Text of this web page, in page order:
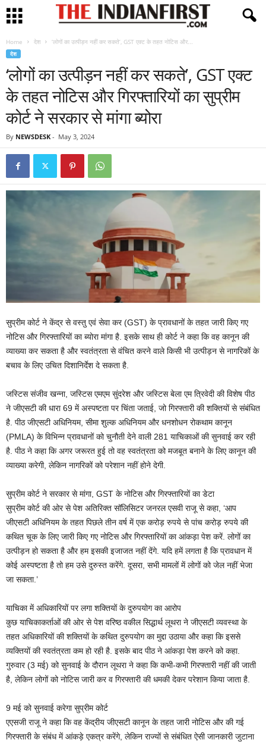
Home देश ‘लोगों का उत्पीड़न नहीं कर सकते’, GST एक्ट के तहत नोटिस और...
देश
‘लोगों का उत्पीड़न नहीं कर सकते’, GST एक्ट
के तहत नोटिस और गिरफ्तारियों का सुप्रीम
कोर्ट ने सरकार से मांगा ब्योरा
By NEWSDESK - May 3, 2024
सुप्रीम कोर्ट ने केंद्र से वस्तु एवं सेवा कर (GST) के प्रावधानों के तहत जारी किए गए
नोटिस और गिरफ्तारियों का ब्योरा मांगा है. इसके साथ ही कोर्ट ने कहा कि वह कानून की
व्याख्या कर सकता है और स्वतंत्रता से वंचित करने वाले किसी भी उत्पीड़न से नागरिकों के
बचाव के लिए उचित दिशानिर्देश दे सकता है.
जस्टिस संजीव खन्ना, जस्टिस एमएम सुंदरेश और जस्टिस बेला एम त्रिवेदी की विशेष पीठ
ने जीएसटी की धारा 69 में अस्पष्टता पर चिंता जताई, जो गिरफ्तारी की शक्तियों से संबंधित
है. पीठ जीएसटी अधिनियम, सीमा शुल्क अधिनियम और धनशोधन रोकथाम कानून
(PMLA) के विभिन्न प्रावधानों को चुनौती देने वाली 281 याचिकाओं की सुनवाई कर रही
है. पीठ ने कहा कि अगर जरूरत हुई तो वह स्वतंत्रता को मजबूत बनाने के लिए कानून की
व्याख्या करेगी, लेकिन नागरिकों को परेशान नहीं होने देगी.
सुप्रीम कोर्ट ने सरकार से मांगा, GST के नोटिस और गिरफ्तारियों का डेटा
सुप्रीम कोर्ट की ओर से पेश अतिरिक्त सॉलिसिटर जनरल एसवी राजू से कहा, ‘आप
जीएसटी अधिनियम के तहत पिछले तीन वर्ष में एक करोड़ रुपये से पांच करोड़ रुपये की
कथित चूक के लिए जारी किए गए नोटिस और गिरफ्तारियों का आंकड़ा पेश करें. लोगों का
उत्पीड़न हो सकता है और हम इसकी इजाजत नहीं देंगे. यदि हमें लगता है कि प्रावधान में
कोई अस्पष्टता है तो हम उसे दुरुस्त करेंगे. दूसरा, सभी मामलों में लोगों को जेल नहीं भेजा
जा सकता.’
याचिका में अधिकारियों पर लगा शक्तियों के दुरुपयोग का आरोप
कुछ याचिकाकर्ताओं की ओर से पेश वरिष्ठ वकील सिद्धार्थ लूथरा ने जीएसटी व्यवस्था के
तहत अधिकारियों की शक्तियों के कथित दुरुपयोग का मुद्दा उठाया और कहा कि इससे
व्यक्तियों की स्वतंत्रता कम हो रही है. इसके बाद पीठ ने आंकड़ा पेश करने को कहा.
गुरुवार (3 मई) को सुनवाई के दौरान लूथरा ने कहा कि कभी-कभी गिरफ्तारी नहीं की जाती
है, लेकिन लोगों को नोटिस जारी कर व गिरफ्तारी की धमकी देकर परेशान किया जाता है.
9 मई को सुनवाई करेगा सुप्रीम कोर्ट
एएसजी राजू ने कहा कि वह केंद्रीय जीएसटी कानून के तहत जारी नोटिस और की गई
गिरफ्तारी के संबंध में आंकड़े एकत्र करेंगे, लेकिन राज्यों से संबंधित ऐसी जानकारी जुटाना